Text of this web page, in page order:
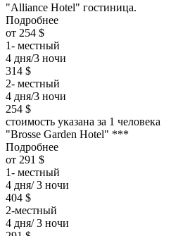
"Alliance Hotel" гостиница.
Подробнее
от 254 $
1- местный
4 дня/3 ночи
314 $
2- местный
4 дня/3 ночи
254 $
стоимость указана за 1 человека
"Brosse Garden Hotel" ***
Подробнее
от 291 $
1- местный
4 дня/ 3 ночи
404 $
2-местный
4 дня/ 3 ночи